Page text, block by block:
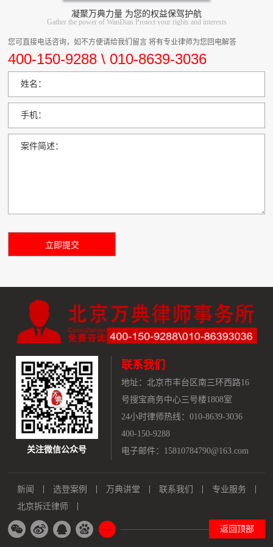
凝聚万典力量 为您的权益保驾护航
Gather the power of WanDian Protect your rights and interests
您可直接电话咨询，如不方便请给我们留言 将有专业律师为您回电解答
400-150-9288 \ 010-8639-3036
姓名：
手机：
案件简述：
关注微信公众号
联系我们
地址： 北京市丰台区南三环西路16
号搜宝商务中心三号楼1808室
24小时律师热线：010-8639-3036
400-150-9288
电子邮件：15810784790@163.com
新闻 选登案例 万典讲堂 联系我们
专业服务
北京拆迁律师
返回顶部